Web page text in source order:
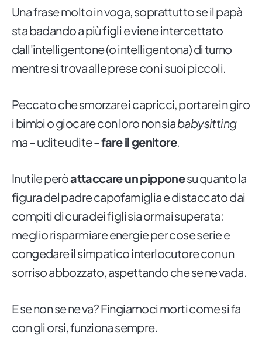
Una frase molto in voga, soprattutto se il papà
sta badando a più figli e viene intercettato
dall'intelligentone (o intelligentona) di turno
mentre si trova alle prese con i suoi piccoli.
Peccato che smorzare i capricci, portare in giro
i bimbi o giocare con loro non siababysitting
ma – udite udite –fare il genitore.
Inutile peròattaccare un pipponesu quanto la
figura del padre capofamiglia e distaccato dai
compiti di cura dei figli sia ormai superata:
meglio risparmiare energie per cose serie e
congedare il simpatico interlocutore con un
sorriso abbozzato, aspettando che se ne vada.
E se non se ne va? Fingiamoci morti come si fa
con gli orsi, funziona sempre.